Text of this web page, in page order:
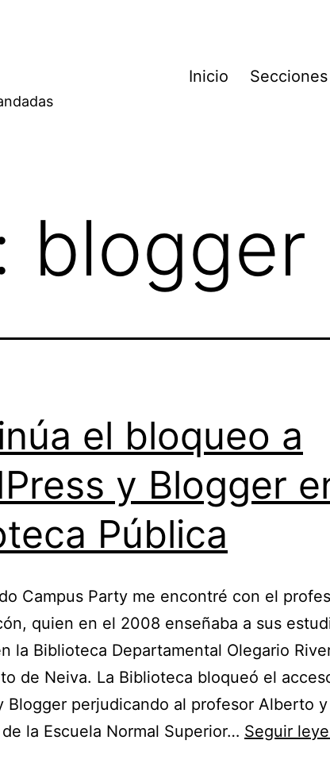
Inicio Secciones
blogger
el bloqueo a
y Blogger
Pública
Campus Party me encontré con el
quien en el 2008 enseñaba a sus
la Biblioteca Departamental Olegario
de Neiva. La Biblioteca bloqueó el
Blogger perjudicando al profesor Alberto
la Escuela Normal Superior… Seguir